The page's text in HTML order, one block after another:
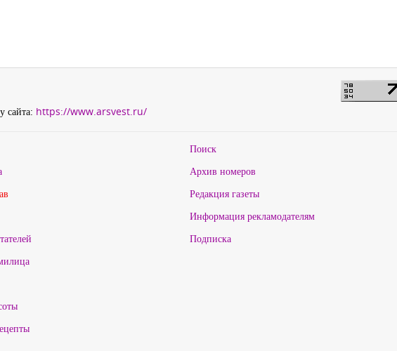
сайта: https://www.arsvest.ru/
Поиск
Архив номеров
Редакция газеты
Информация рекламодателям
Подписка